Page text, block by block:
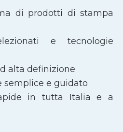
di prodotti di stampa
e tecnologie
alta definizione
semplice e guidato
in tutta Italia e a